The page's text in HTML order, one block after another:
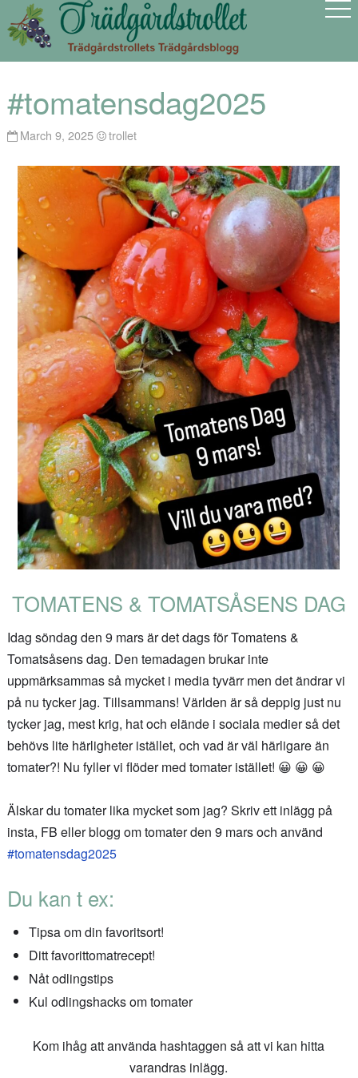
#tomatensdag2025
March 9, 2025 trollet
TOMATENS & TOMATSÅSENS DAG
Idag söndag den 9 mars är det dags för Tomatens &
Tomatsåsens dag. Den temadagen brukar inte
uppmärksammas så mycket i media tyvärr men det ändrar vi
på nu tycker jag. Tillsammans! Världen är så deppig just nu
tycker jag, mest krig, hat och elände i sociala medier så det
behövs lite härligheter istället, och vad är väl härligare än
tomater?! Nu fyller vi flöder med tomater istället! 😀 😀 😀
Älskar du tomater lika mycket som jag? Skriv ett inlägg på
insta, FB eller blogg om tomater den 9 mars och använd
#tomatensdag2025
Du kan t ex:
Tipsa om din favoritsort!
Ditt favorittomatrecept!
Nåt odlingstips
Kul odlingshacks om tomater
Kom ihåg att använda hashtaggen så att vi kan hitta
varandras inlägg.